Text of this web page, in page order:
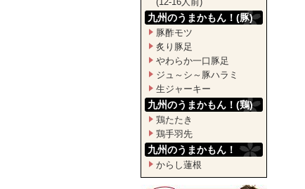
九州のうまかもん！(豚)
豚酢モツ
炙り豚足
やわらか一口豚足
ジュ～シ～豚ハラミ
生ジャーキー
九州のうまかもん！(鶏)
鶏たたき
鶏手羽先
九州のうまかもん！
からし蓮根